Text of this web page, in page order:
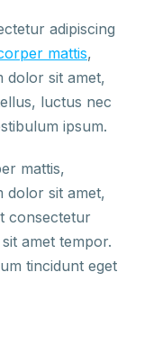
adipiscing
mattis,
dolor sit amet,
luctus nec
ipsum.
mattis,
dolor sit amet,
consectetur
amet tempor.
tincidunt eget